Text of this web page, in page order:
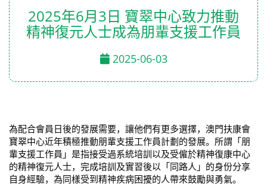
2025年6月3日 寶翠中心致力推動
精神復元人士成為朋輩支援工作員
2025-06-03
為配合會員日後的發展需要，讓他們有更多選擇，澳門扶康會
寶翠中心近年積極推動朋輩支援工作員計劃的發展。所謂「朋
輩支援工作員」是指接受過系統培訓以及受僱於精神復康中心
的精神復元人士，完成培訓及實習後以「同路人」的身份分享
自身經驗，為同樣受到精神疾病困擾的人帶來鼓勵與勇氣。